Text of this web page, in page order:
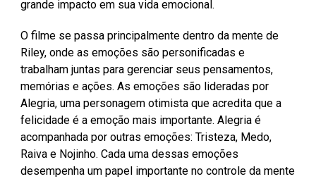
grande impacto em sua vida emocional.
O filme se passa principalmente dentro da mente de
Riley, onde as emoções são personificadas e
trabalham juntas para gerenciar seus pensamentos,
memórias e ações. As emoções são lideradas por
Alegria, uma personagem otimista que acredita que a
felicidade é a emoção mais importante. Alegria é
acompanhada por outras emoções: Tristeza, Medo,
Raiva e Nojinho. Cada uma dessas emoções
desempenha um papel importante no controle da mente